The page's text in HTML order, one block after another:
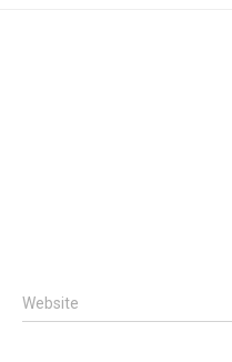
Website